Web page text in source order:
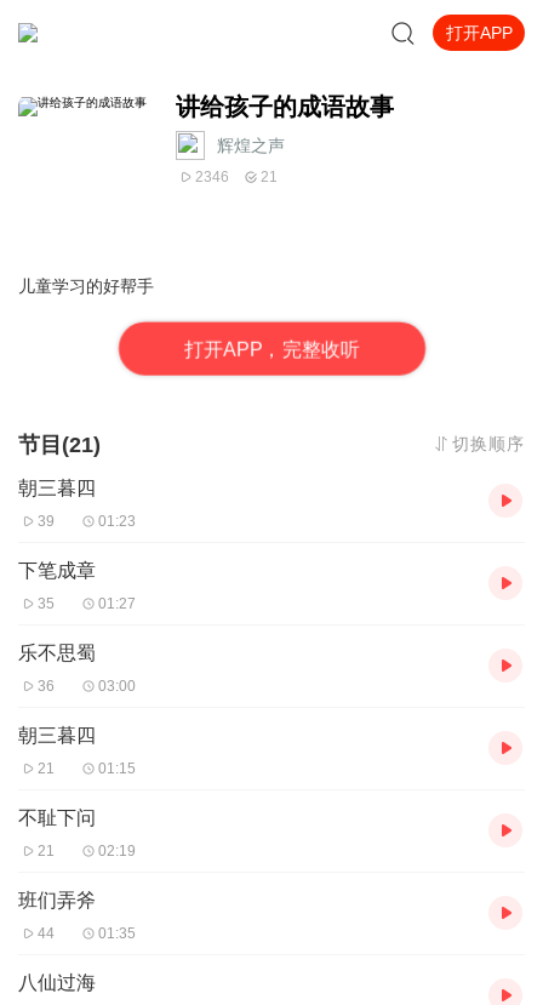
打开APP
讲给孩子的成语故事
辉煌之声
2346 21
儿童学习的好帮手
打开APP，完整收听
节目(21) 切换顺序
朝三暮四
39 01:23
下笔成章
35 01:27
乐不思蜀
36 03:00
朝三暮四
21 01:15
不耻下问
21 02:19
班们弄斧
44 01:35
八仙过海